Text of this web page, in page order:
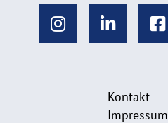
Kontakt
Impressum